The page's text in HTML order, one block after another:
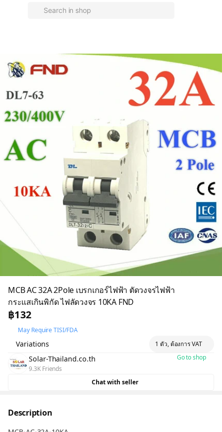
MCB AC 32A 2Pole เบรกเกอร์ไฟฟ้า ตัดวงจรไฟฟ้า
กระแสเกินพิกัด ไฟลัดวงจร 10KA FND
฿132
May Require TISI/FDA
Variations 1 ตัว, ต้องการ VAT
Solar-Thailand.co.th
9.3K Friends
Go to shop
Chat with seller
Description